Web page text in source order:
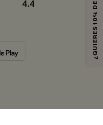
4.4